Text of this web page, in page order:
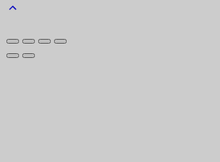
Back
top